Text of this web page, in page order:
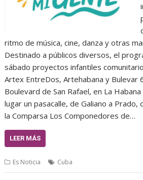
ritmo de música, cine, danza y otras
Destinado a públicos diversos, el
sábado proyectos infantiles
Artex EntreDos, Artehabana y Bulevar
Boulevard de San Rafael, en La
lugar un pasacalle, de Galiano a Prado,
la Comparsa Los Componedores de…
LEER MÁS
Es Noticia Cuba